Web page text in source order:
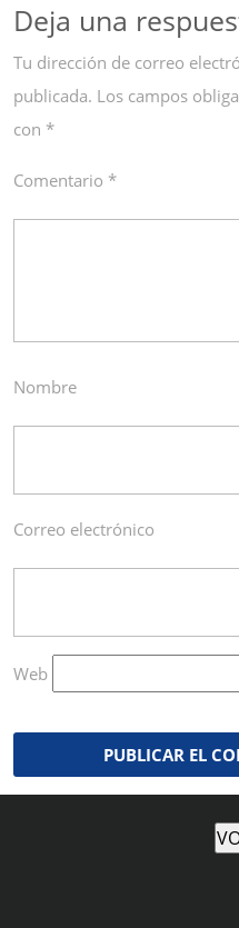
Deja una
Tu dirección de correo
publicada. Los campos
con *
Comentario *
Nombre
Correo electrónico
Web